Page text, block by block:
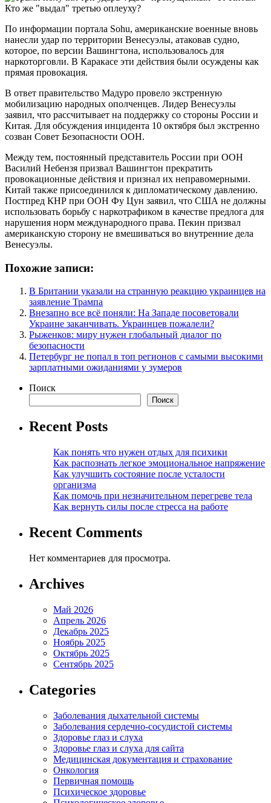
По информации портала Sohu, американские военные вновь
нанесли удар по территории Венесуэлы, атаковав судно,
которое, по версии Вашингтона, использовалось для
наркоторговли. В Каракасе эти действия были осуждены как
прямая провокация.
В ответ правительство Мадуро провело экстренную
мобилизацию народных ополченцев. Лидер Венесуэлы
заявил, что рассчитывает на поддержку со стороны России и
Китая. Для обсуждения инцидента 10 октября был экстренно
созван Совет Безопасности ООН.
Между тем, постоянный представитель России при ООН
Василий Небензя призвал Вашингтон прекратить
провокационные действия и признал их неправомерными.
Китай также присоединился к дипломатическому давлению.
Постпред КНР при ООН Фу Цун заявил, что США не должны
использовать борьбу с наркотрафиком в качестве предлога для
нарушения норм международного права. Пекин призвал
американскую сторону не вмешиваться во внутренние дела
Венесуэлы.
Похожие записи:
В Британии указали на странную реакцию украинцев на
заявление Трампа
Внезапно все всё поняли: На Западе посоветовали
Украине заканчивать. Украинцев пожалели?
Рыженков: миру нужен глобальный диалог по
безопасности
Петербург не попал в топ регионов с самыми высокими
зарплатными ожиданиями у зумеров
Поиск
Поиск
Recent Posts
Как понять что нужен отдых для психики
Как распознать легкое эмоциональное напряжение
Как улучшить состояние после усталости
организма
Как помочь при незначительном перегреве тела
Как вернуть силы после стресса на работе
Recent Comments
Нет комментариев для просмотра.
Archives
Май 2026
Апрель 2026
Декабрь 2025
Ноябрь 2025
Октябрь 2025
Сентябрь 2025
Categories
Заболевания дыхательной системы
Заболевания сердечно-сосудистой системы
Здоровье глаз и слуха
Здоровье глаз и слуха для сайта
Медицинская документация и страхование
Онкология
Первичная помощь
Психическое здоровье